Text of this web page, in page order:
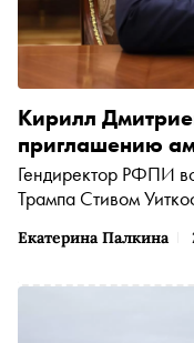
Екатерина Палкина
Кирилл
приглашению
Гендиректор РФПИ
Трампа Стивом